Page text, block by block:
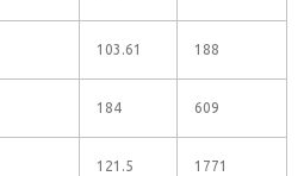
103.61 188
184 609
121.5 1771